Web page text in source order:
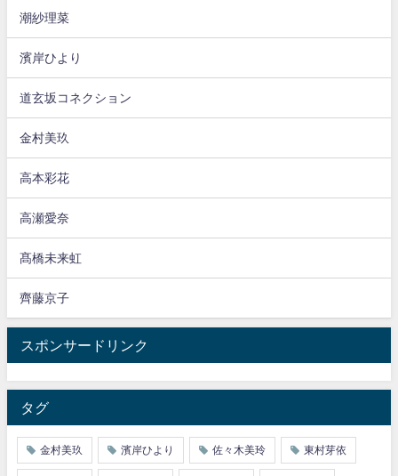
潮紗理菜
濱岸ひより
道玄坂コネクション
金村美玖
高本彩花
高瀬愛奈
髙橋未来虹
齊藤京子
スポンサードリンク
タグ
金村美玖 濱岸ひより 佐々木美玲 東村芽依